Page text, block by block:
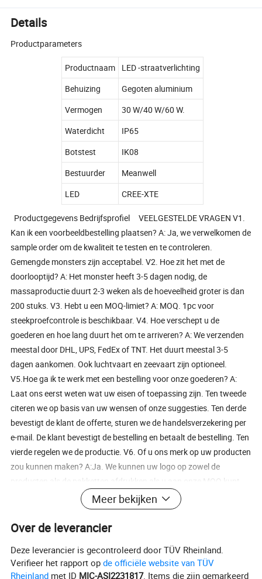
Details
Productparameters
Productnaam
LED -straatverlichting
Behuizing
Gegoten aluminium
Vermogen
30 W/40 W/60 W.
Waterdicht
IP65
Botstest
IK08
Bestuurder
Meanwell
LED
CREE-XTE
Productgegevens Bedrijfsprofiel VEELGESTELDE VRAGEN V1.
Kan ik een voorbeeldbestelling plaatsen? A: Ja, we verwelkomen de
sample order om de kwaliteit te testen en te controleren.
Gemengde monsters zijn acceptabel. V2. Hoe zit het met de
doorlooptijd? A: Het monster heeft 3-5 dagen nodig, de
massaproductie duurt 2-3 weken als de hoeveelheid groter is dan
200 stuks. V3. Hebt u een MOQ-limiet? A: MOQ. 1pc voor
steekproefcontrole is beschikbaar. V4. Hoe verschept u de
goederen en hoe lang duurt het om te arriveren? A: We verzenden
meestal door DHL, UPS, FedEx of TNT. Het duurt meestal 3-5
dagen aankomen. Ook luchtvaart en zeevaart zijn optioneel.
V5.Hoe ga ik te werk met een bestelling voor onze goederen? A:
Laat ons eerst weten wat uw eisen of toepassing zijn. Ten tweede
citeren we op basis van uw wensen of onze suggesties. Ten derde
bevestigt de klant de offerte, sturen we de handelsverzekering per
e-mail. De klant bevestigt de bestelling en betaalt de bestelling. Ten
vierde regelen we de productie. V6. Of u ons merk op uw producten
zou kunnen maken? A:Ja. We kunnen uw logo op zowel de
producten als de pakketten afdrukken als u aan onze MOQ kunt
voldoen. V7: Hoe kan ik de kwaliteit van uw producten
garanderen? A: 1) strikte detectie tijdens de productie. 2) strikte
bemonsteringsinspectie van producten vóór verzending en een
omgaan met de storing? A: Ten eerste worden onze producten
geproduceerd in een streng kwaliteitscontrolesysteem en zal het
Meer bekijken
Over de leverancier
Deze leverancier is gecontroleerd door TÜV Rheinland.
Verifieer het rapport opde officiële website van TÜV
Rheinland met ID MIC-ASI2231817. Items die zijn gemarkeerd